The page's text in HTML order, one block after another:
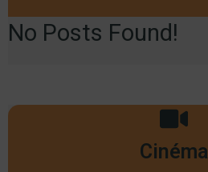
No Posts Found!
Cinéma